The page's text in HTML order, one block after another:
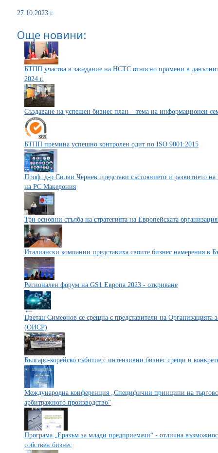
27.10.2023 г.
Още новини:
БТПП участва в заседание на НСТС относно промени в
2024 г.
Създаване на успешен бизнес план – тема на информационен
БТПП премина успешно контролен одит по ISO 9001:2015
Проф. д-р Силви Чернев представи състоянието и развитието
на РС Македония
Три основни стълба на стратегията на Европейската
Италиански компании представиха своите бизнес намерения в
Регионален форум на GS1 Европа 2023 - откриване
Цветан Симеонов се срещна с представители на Организацията
(ОИСР)
Българо-корейско събитие с интензивни бизнес срещи и
Международна конференция „Специфични принципи на
арбитражното производство“
Програма „Еразъм за млади предприемачи“ - отлична
собствен бизнес